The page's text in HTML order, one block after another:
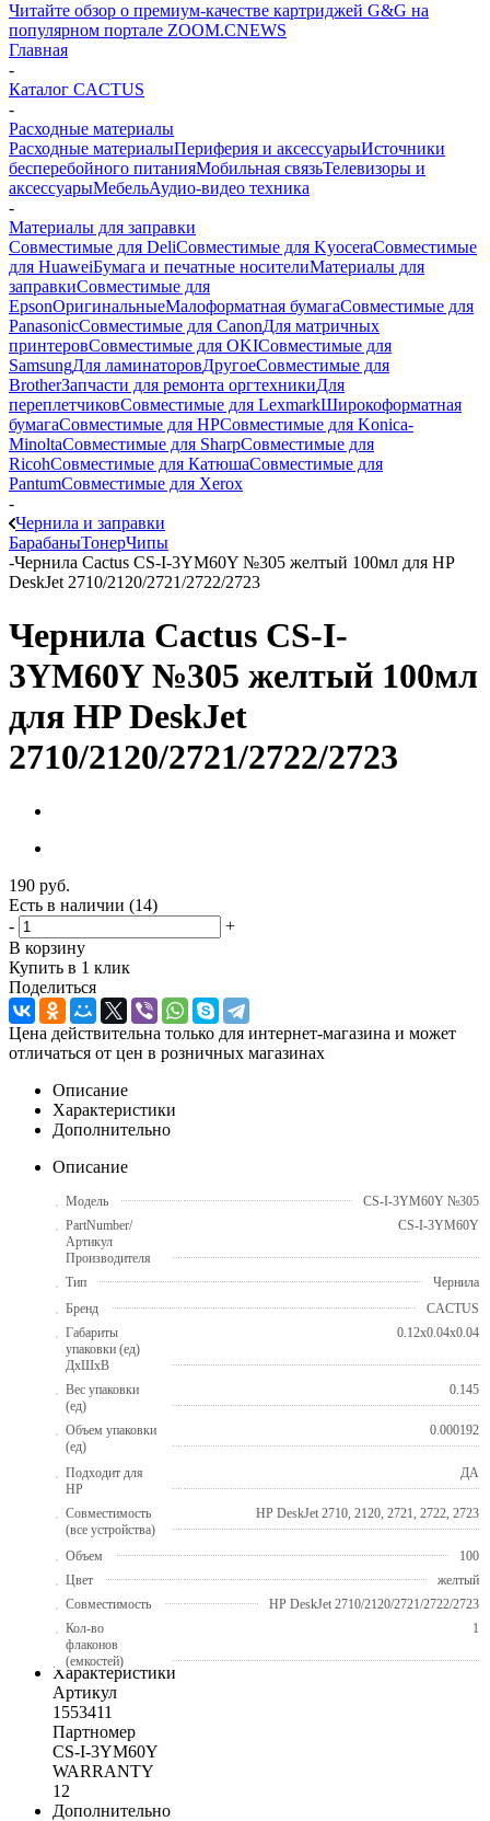
Читайте обзор о премиум-качестве картриджей G&G на
популярном портале ZOOM.CNEWS
Главная
-
Каталог CACTUS
-
Расходные материалы
Расходные материалыПериферия и аксессуарыИсточники
бесперебойного питанияМобильная связьТелевизоры и
аксессуарыМебельАудио-видео техника
-
Материалы для заправки
Совместимые для DeliСовместимые для KyoceraСовместимые
для HuaweiБумага и печатные носителиМатериалы для
заправкиСовместимые для
EpsonОригинальныеМалоформатная бумагаСовместимые для
PanasonicСовместимые для CanonДля матричных
принтеровСовместимые для OKIСовместимые для
SamsungДля ламинаторовДругоеСовместимые для
BrotherЗапчасти для ремонта оргтехникиДля
переплетчиковСовместимые для LexmarkШирокоформатная
бумагаСовместимые для HPСовместимые для Konica-
MinoltaСовместимые для SharpСовместимые для
RicohСовместимые для КатюшаСовместимые для
PantumСовместимые для Xerox
-
Чернила и заправки
БарабаныТонерЧипы
-Чернила Cactus CS-I-3YM60Y №305 желтый 100мл для HP
DeskJet 2710/2120/2721/2722/2723
Чернила Cactus CS-I-
3YM60Y №305 желтый 100мл
для HP DeskJet
2710/2120/2721/2722/2723
190 руб.
Есть в наличии (14)
-
+
В корзину
Купить в 1 клик
Поделиться
Цена действительна только для интернет-магазина и может
отличаться от цен в розничных магазинах
Описание
Характеристики
Дополнительно
Описание
Модель
CS-I-3YM60Y №305
PartNumber/
Артикул
Производителя
CS-I-3YM60Y
Тип
Чернила
Бренд
CACTUS
Габариты
упаковки (ед)
ДхШхВ
0.12x0.04x0.04
Вес упаковки
(ед)
0.145
Объем упаковки
(ед)
0.000192
Подходит для
HP
ДА
Совместимость
(все устройства)
HP DeskJet 2710, 2120, 2721, 2722, 2723
Объем
100
Цвет
желтый
Совместимость
HP DeskJet 2710/2120/2721/2722/2723
Кол-во
флаконов
(емкостей)
1
Характеристики
Артикул
1553411
Партномер
CS-I-3YM60Y
WARRANTY
12
Дополнительно